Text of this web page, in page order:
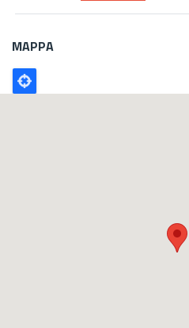
MAPPA
Poligono
GEO